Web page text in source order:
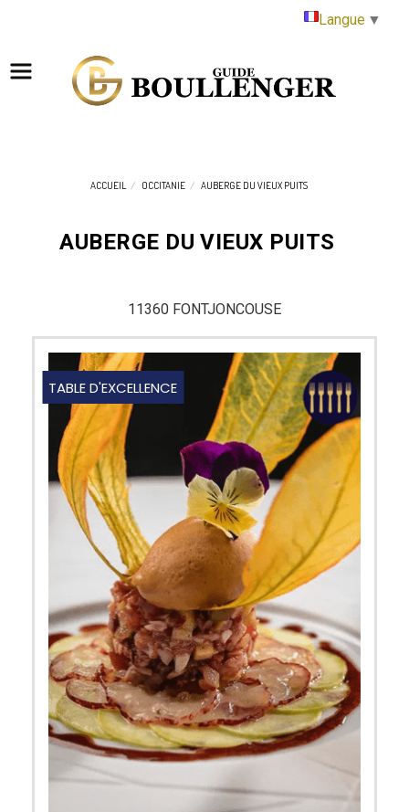
ACCUEIL OCCITANIE AUBERGE DU VIEUX PUITS
TABLE D'EXCELLENCE
AUBERGE DU VIEUX PUITS
11360 FONTJONCOUSE
Langue ▼